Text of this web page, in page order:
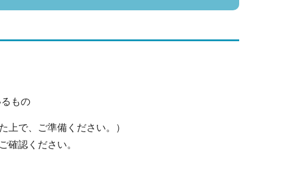
るもの
上で、ご準備ください。）
認ください。